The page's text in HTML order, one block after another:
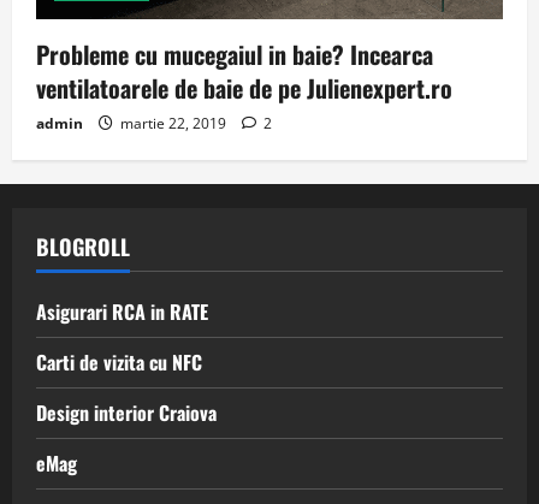
Probleme cu mucegaiul in baie? Incearca
ventilatoarele de baie de pe Julienexpert.ro
admin martie 22, 2019 2
BLOGROLL
Asigurari RCA in RATE
Carti de vizita cu NFC
Design interior Craiova
eMag